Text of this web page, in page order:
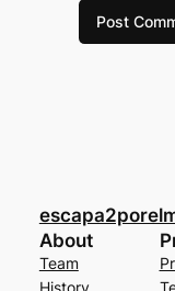
About
Team
History